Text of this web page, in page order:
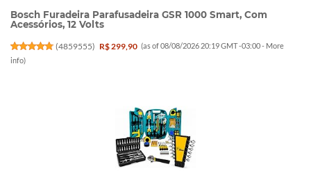
Bosch Furadeira Parafusadeira GSR 1000 Smart, Com
Acessórios, 12 Volts
(4859555) R$ 299,90 (as of 08/08/2026 20:19 GMT -03:00 - More
info)